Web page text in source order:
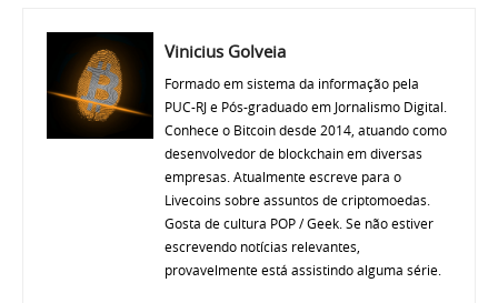
Vinicius Golveia
Formado em sistema da informação pela
PUC-RJ e Pós-graduado em Jornalismo Digital.
Conhece o Bitcoin desde 2014, atuando como
desenvolvedor de blockchain em diversas
empresas. Atualmente escreve para o
Livecoins sobre assuntos de criptomoedas.
Gosta de cultura POP / Geek. Se não estiver
escrevendo notícias relevantes,
provavelmente está assistindo alguma série.